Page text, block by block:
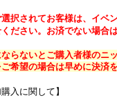
択されてお客様は、イベ
ださい。 お済でない場合
らないとご購入者様のニ
希望の場合は早めに決済
入に関して】